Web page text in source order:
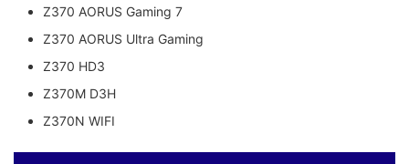
Z370 AORUS Gaming 7
Z370 AORUS Ultra Gaming
Z370 HD3
Z370M D3H
Z370N WIFI